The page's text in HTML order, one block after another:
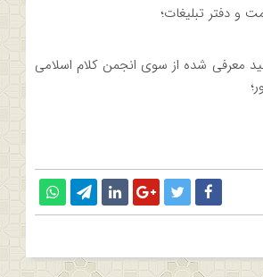
و دفتر تبلیغات؛
معرفی شده از سوی انجمن کلام اسلامی